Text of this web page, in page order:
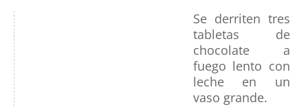
Se derriten tres
tabletas de
chocolate a
fuego lento con
leche en un
vaso grande.